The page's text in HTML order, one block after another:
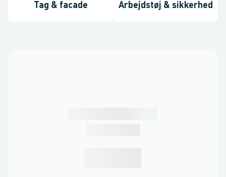
Tag & facade Arbejdstøj & sikkerhed